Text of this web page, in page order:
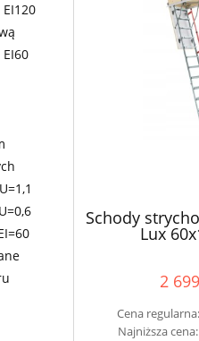
Schody
Lux
2
Cena
Najniższa cena: